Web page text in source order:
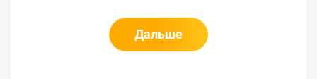
Дальше